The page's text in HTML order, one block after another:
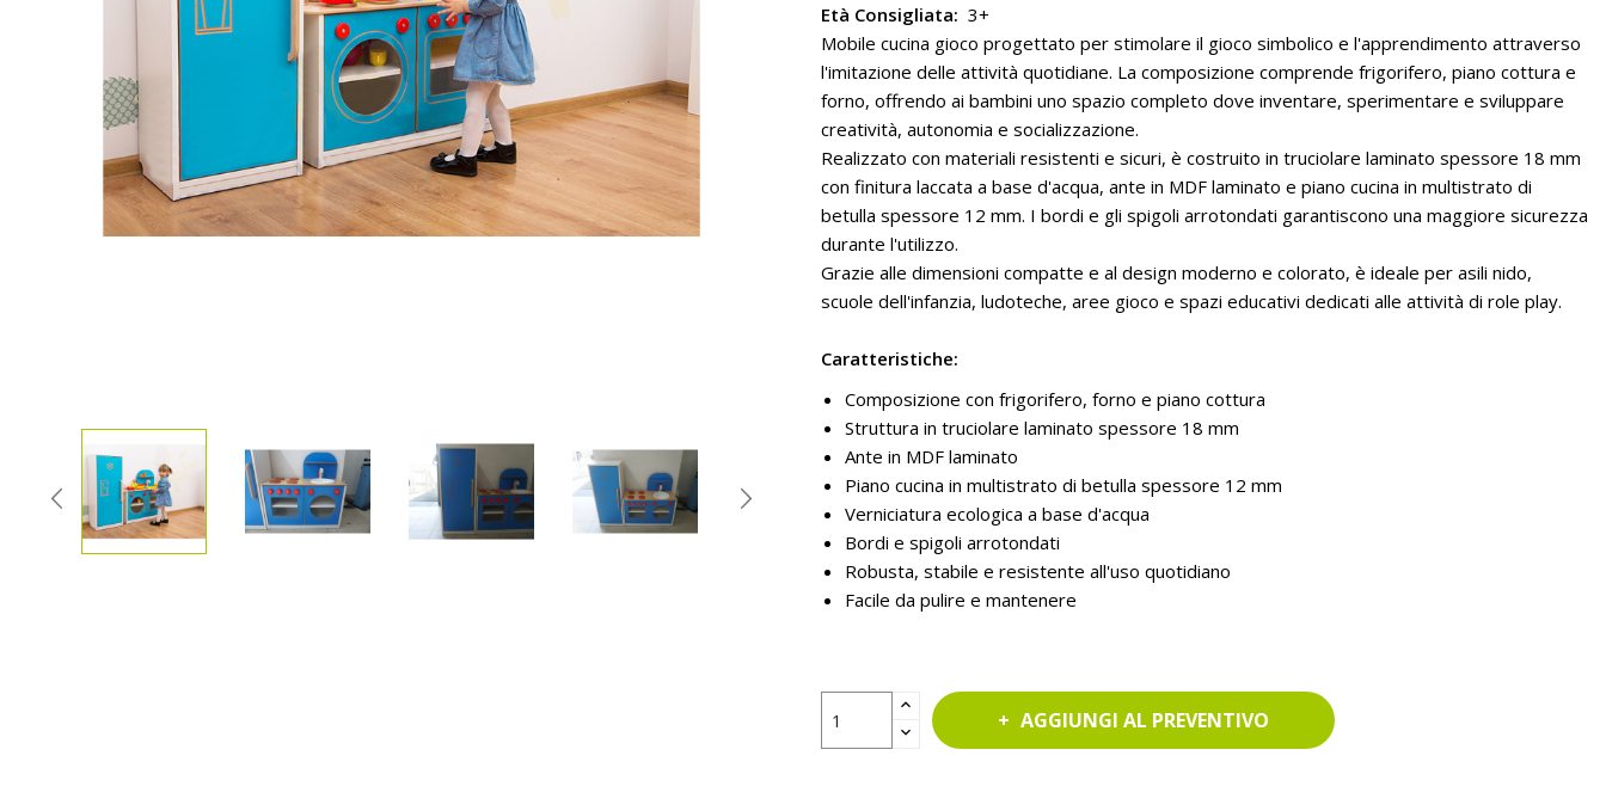
Età Consigliata: 3+
Mobile cucina gioco progettato per stimolare il gioco simbolico e l'apprendimento attraverso
l'imitazione delle attività quotidiane. La composizione comprende frigorifero, piano cottura e
forno, offrendo ai bambini uno spazio completo dove inventare, sperimentare e sviluppare
creatività, autonomia e socializzazione.
Realizzato con materiali resistenti e sicuri, è costruito in truciolare laminato spessore 18 mm
con finitura laccata a base d'acqua, ante in MDF laminato e piano cucina in multistrato di
betulla spessore 12 mm. I bordi e gli spigoli arrotondati garantiscono una maggiore sicurezza
durante l'utilizzo.
Grazie alle dimensioni compatte e al design moderno e colorato, è ideale per asili nido,
scuole dell'infanzia, ludoteche, aree gioco e spazi educativi dedicati alle attività di role play.
Caratteristiche:
Composizione con frigorifero, forno e piano cottura
Struttura in truciolare laminato spessore 18 mm
Ante in MDF laminato
Piano cucina in multistrato di betulla spessore 12 mm
Verniciatura ecologica a base d'acqua
Bordi e spigoli arrotondati
Robusta, stabile e resistente all'uso quotidiano
Facile da pulire e mantenere
AGGIUNGI AL PREVENTIVO